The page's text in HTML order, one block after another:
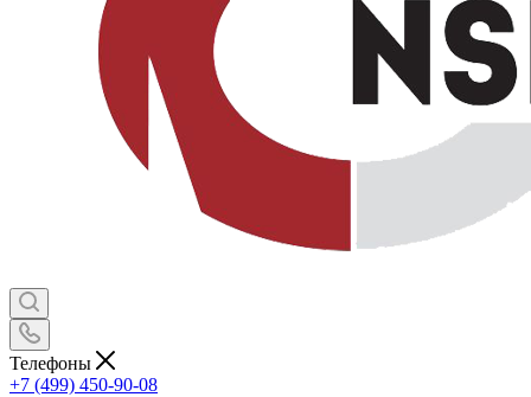
Телефоны
+7 (499) 450-90-08